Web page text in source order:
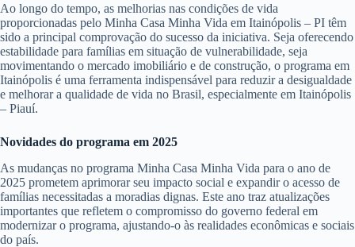
Ao longo do tempo, as melhorias nas condições de vida
proporcionadas pelo Minha Casa Minha Vida em Itainópolis – PI têm
sido a principal comprovação do sucesso da iniciativa. Seja oferecendo
estabilidade para famílias em situação de vulnerabilidade, seja
movimentando o mercado imobiliário e de construção, o programa em
Itainópolis é uma ferramenta indispensável para reduzir a desigualdade
e melhorar a qualidade de vida no Brasil, especialmente em Itainópolis
– Piauí.
Novidades do programa em 2025
As mudanças no programa Minha Casa Minha Vida para o ano de
2025 prometem aprimorar seu impacto social e expandir o acesso de
famílias necessitadas a moradias dignas. Este ano traz atualizações
importantes que refletem o compromisso do governo federal em
modernizar o programa, ajustando-o às realidades econômicas e sociais
do país.